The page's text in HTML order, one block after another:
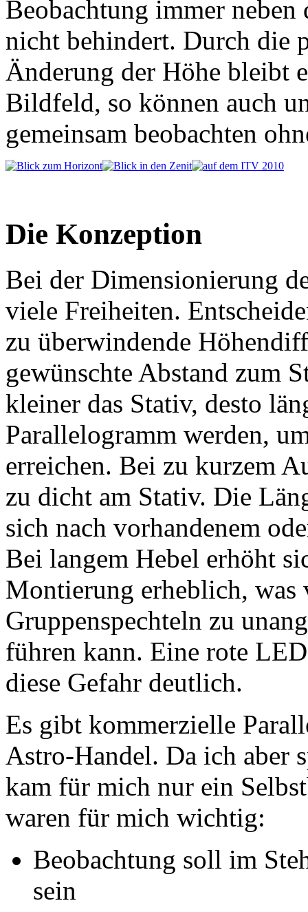
Beobachtung immer
nicht behindert. Durch die
Änderung der Höhe bleibt
Bildfeld, so können auch
gemeinsam beobachten
Die Konzeption
Bei der Dimensionierung
viele Freiheiten.
zu überwindende
gewünschte Abstand zum
kleiner das Stativ, desto
Parallelogramm werden,
erreichen. Bei zu kurzem
zu dicht am Stativ. Die
sich nach vorhandenem
Bei langem Hebel erhöht
Montierung erheblich, was
Gruppenspechteln zu
führen kann. Eine rote
diese Gefahr deutlich.
Es gibt kommerzielle
Astro-Handel. Da ich aber
kam für mich nur ein
waren für mich wichtig:
Beobachtung soll im
sein